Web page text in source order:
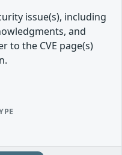
issue(s), including
and
to the CVE page(s)